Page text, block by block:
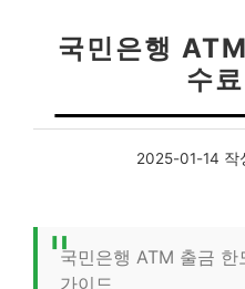
국민은행
수
2025-01-14 작
국민은행 ATM 출금
가이드